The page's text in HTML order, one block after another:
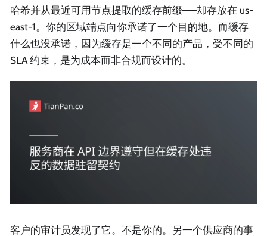
哈希并从最近可用节点提取的缓存前缀——却存放在 us-
east-1。你的区域端点向你承诺了一个目的地。而缓存
什么也没承诺，因为缓存是一个不同的产品，受不同的
SLA 约束，是为成本而非合规而设计的。
客户的审计员发现了它。不是你的。另一个供应商的事